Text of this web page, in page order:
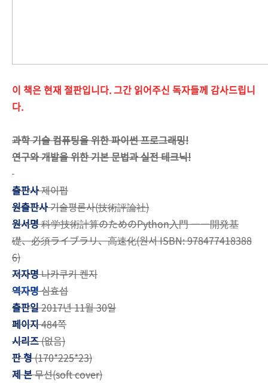
이 책은 현재 절판입니다. 그간 읽어주신 독자들께 감사드립니
다.
과학 기술 컴퓨팅을 위한 파이썬 프로그래밍!
연구와 개발을 위한 기본 문법과 실전 테크닉!
출판사제이펍
원출판사기술평론사(技術評論社)
원서명科学技術計算のためのPython入門 ――開発基
礎、必須ライブラリ、高速化(원서 ISBN: 978477418388
6)
저자명나카쿠키 켄지
역자명심효섭
출판일2017년 11월 30일
페이지484쪽
시리즈(없음)
판 형(170*225*23)
제 본무선(soft cover)